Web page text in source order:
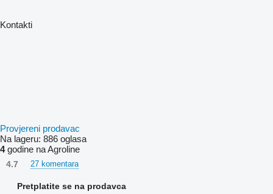
Kontakti
Provjereni prodavac
Na lageru: 886 oglasa
4godine na Agroline
4.7 27 komentara
Pretplatite se na prodavca